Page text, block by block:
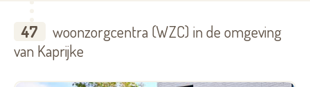
47
woonzorgcentra (WZC) in de omgeving
van Kaprijke